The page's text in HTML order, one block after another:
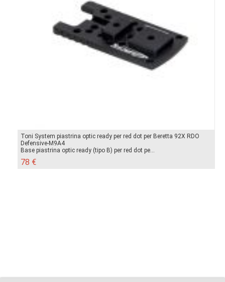
Toni System piastrina optic ready per red dot per Beretta 92X RDO
Defensive-M9A4
Base piastrina optic ready (tipo B) per red dot pe...
78 €